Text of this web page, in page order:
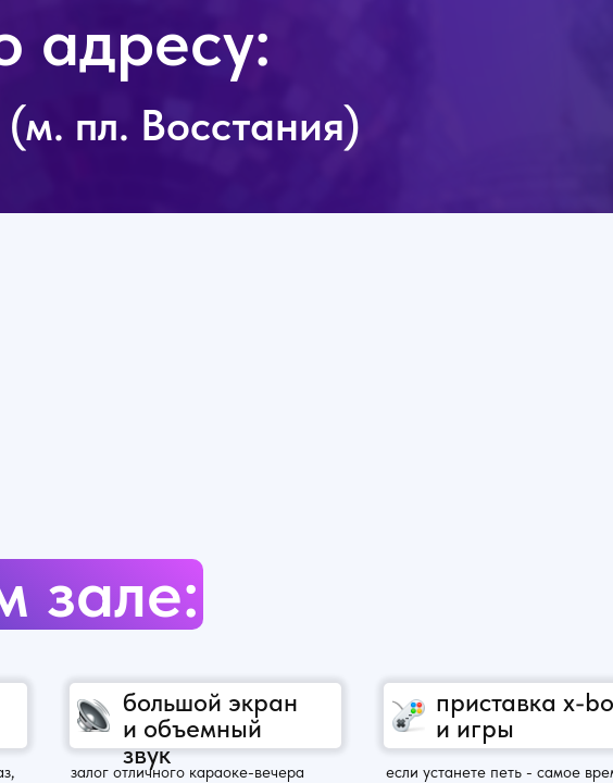
адресу:
пл. Восстания)
залог отличного караоке-вечера
если устанете петь - самое
зале:
большой экран
и объемный
звук
приставка x-
и игры